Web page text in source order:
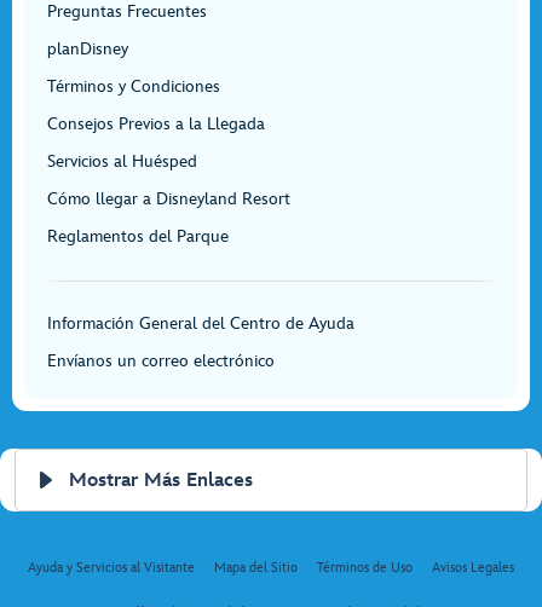
Preguntas Frecuentes
planDisney
Términos y Condiciones
Consejos Previos a la Llegada
Servicios al Huésped
Cómo llegar a Disneyland Resort
Reglamentos del Parque
Información General del Centro de Ayuda
Envíanos un correo electrónico
Mostrar Más Enlaces
Ayuda y Servicios al Visitante Mapa del Sitio Términos de Uso Avisos Legales